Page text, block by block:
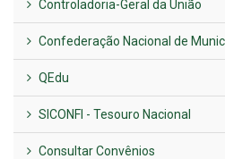
Controladoria-Geral da União
Confederação Nacional de
QEdu
SICONFI - Tesouro Nacional
Consultar Convênios